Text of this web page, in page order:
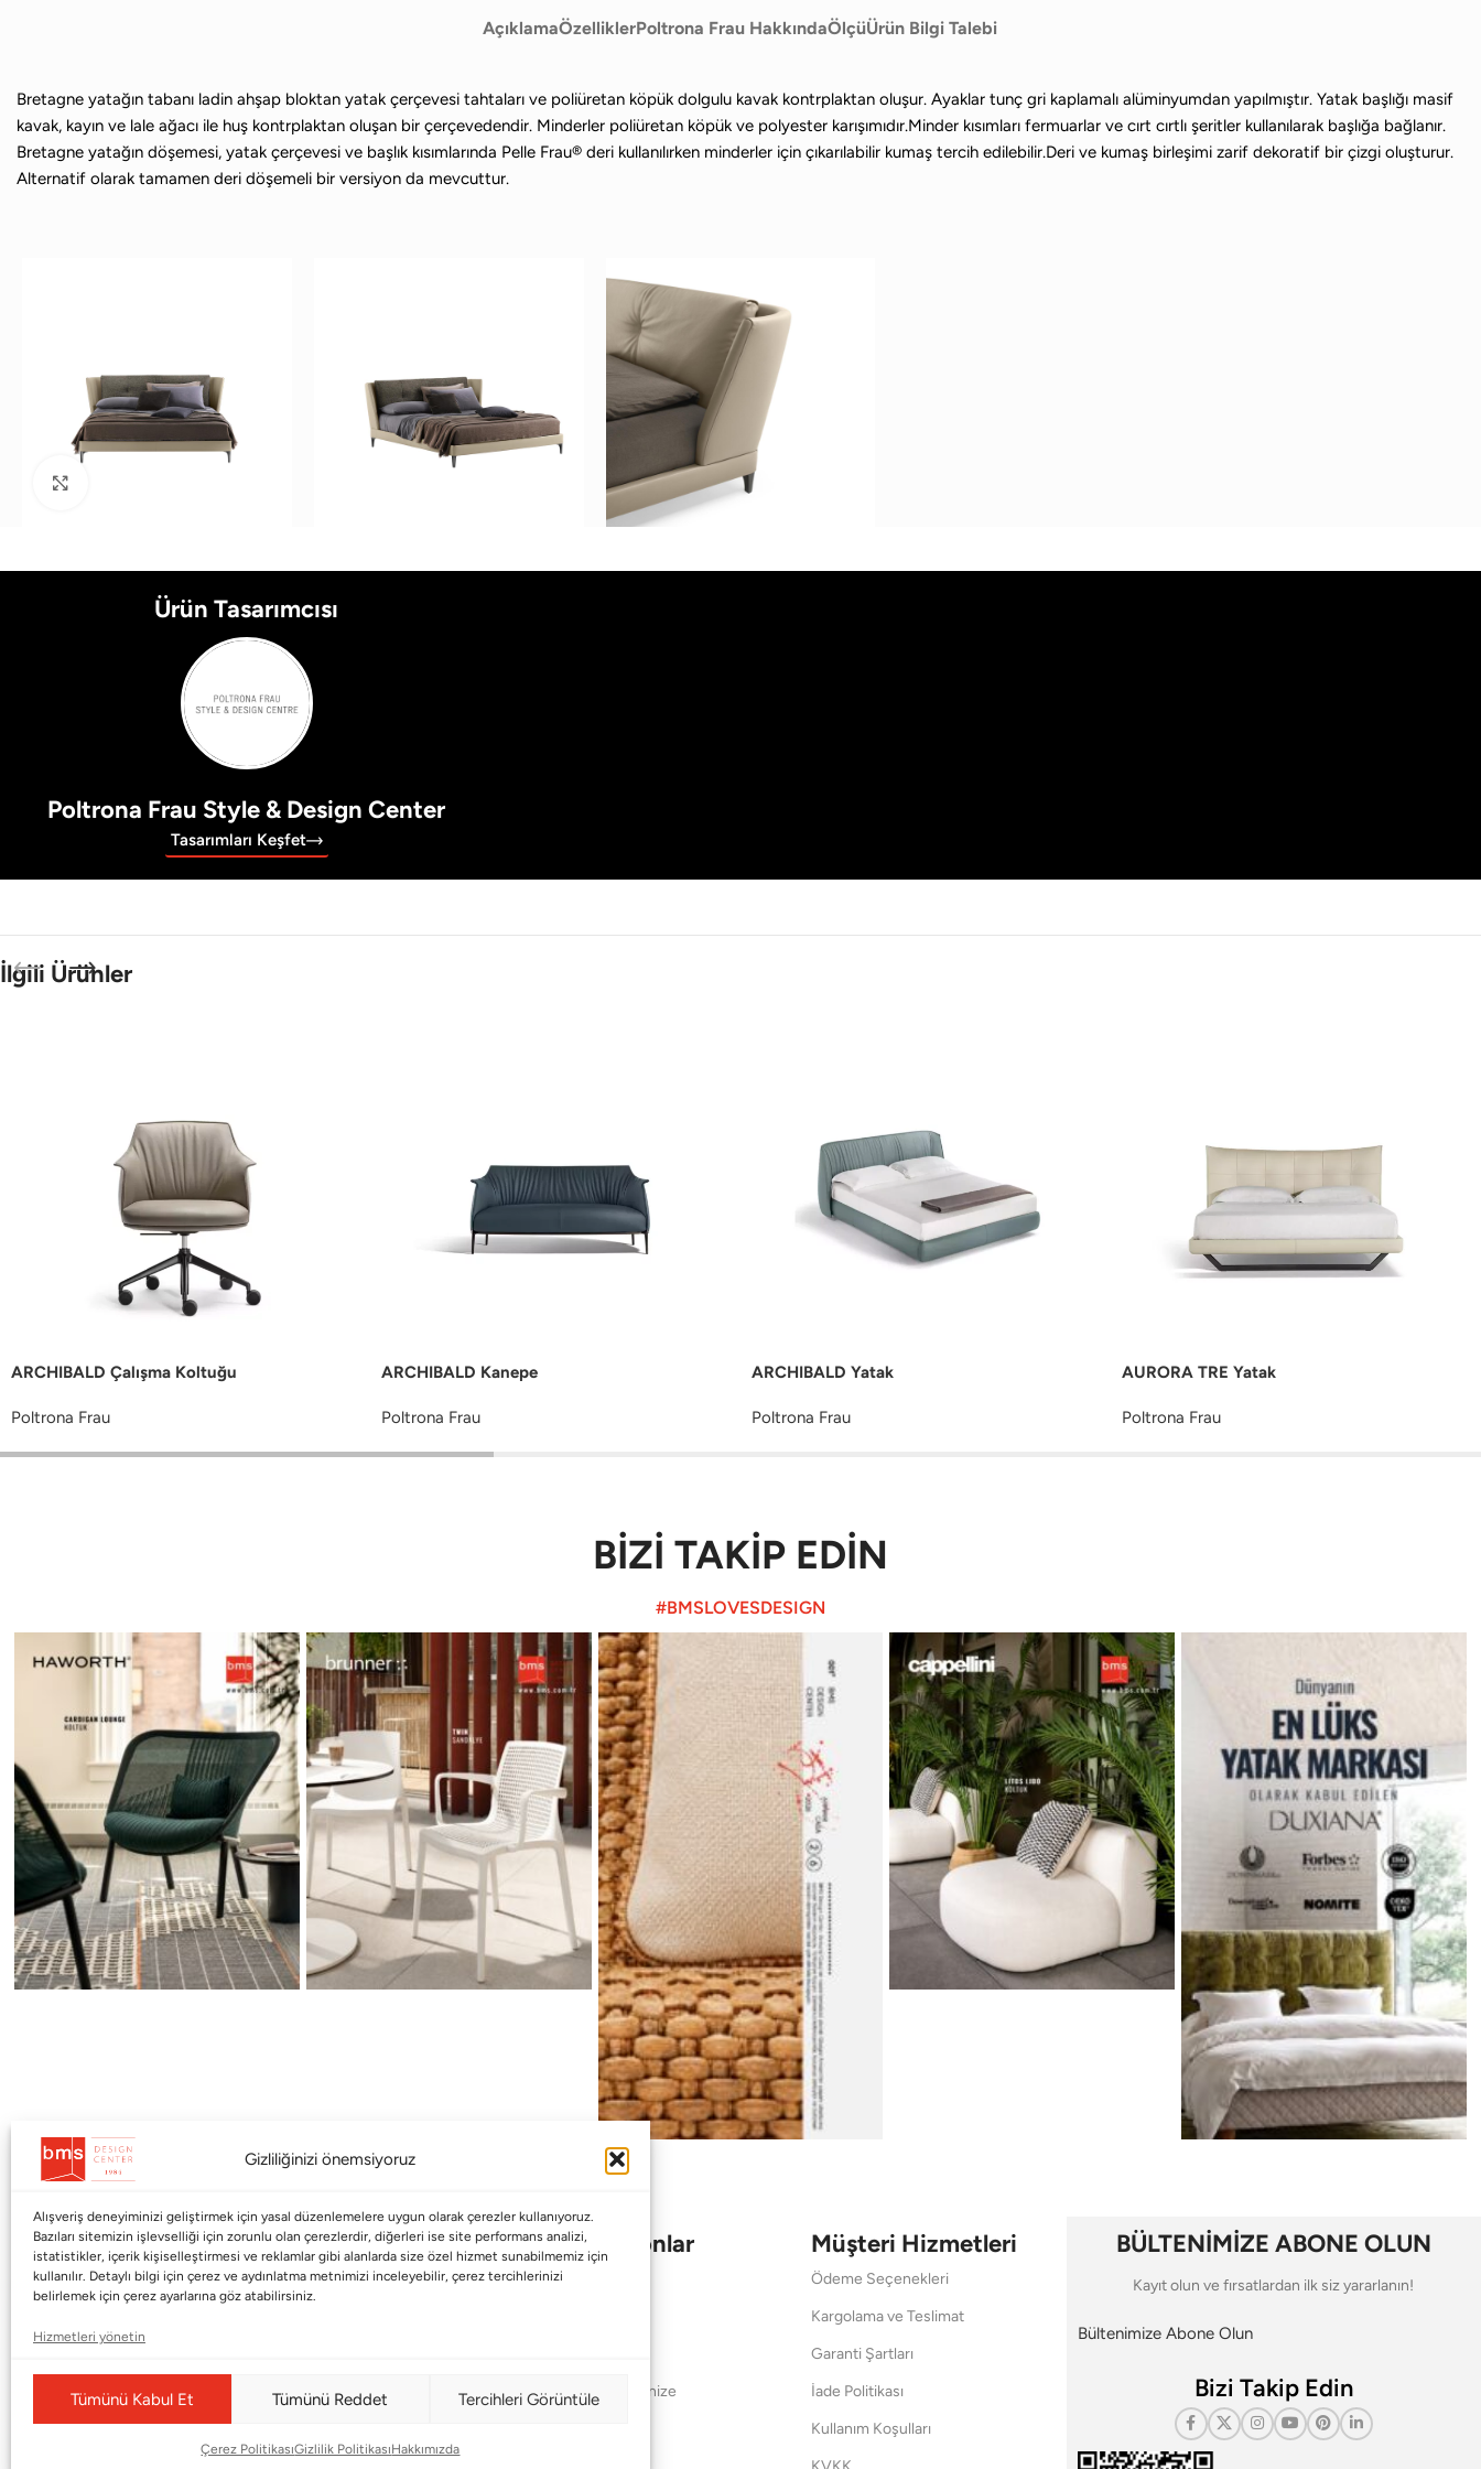
Gizliliğinizi önemsiyoruz
Alışveriş deneyiminizi geliştirmek için yasal düzenlemelere uygun olarak çerezler kullanıyoruz.
Bazıları sitemizin işlevselliği için zorunlu olan çerezlerdir, diğerleri ise site performans analizi,
istatistikler, içerik kişiselleştirmesi ve reklamlar gibi alanlarda size özel hizmet sunabilmemiz için
kullanılır. Detaylı bilgi için çerez ve aydınlatma metnimizi inceleyebilir, çerez tercihlerinizi
belirlemek için çerez ayarlarına göz atabilirsiniz.
Hizmetleri yönetin
Tümünü Kabul Et Tümünü Reddet Tercihleri Görüntüle
Çerez PolitikasıGizlilik PolitikasıHakkımızda
AçıklamaÖzelliklerPoltrona Frau HakkındaÖlçüÜrün Bilgi Talebi
Bretagne yatağın tabanı ladin ahşap bloktan yatak çerçevesi tahtaları ve poliüretan köpük dolgulu kavak kontrplaktan oluşur. Ayaklar tunç gri kaplamalı alüminyumdan yapılmıştır. Yatak başlığı masif
kavak, kayın ve lale ağacı ile huş kontrplaktan oluşan bir çerçevedendir. Minderler poliüretan köpük ve polyester karışımıdır.Minder kısımları fermuarlar ve cırt cırtlı şeritler kullanılarak başlığa bağlanır.
Bretagne yatağın döşemesi, yatak çerçevesi ve başlık kısımlarında Pelle Frau® deri kullanılırken minderler için çıkarılabilir kumaş tercih edilebilir.Deri ve kumaş birleşimi zarif dekoratif bir çizgi oluşturur.
Alternatif olarak tamamen deri döşemeli bir versiyon da mevcuttur.
Ürün Tasarımcısı
Poltrona Frau Style & Design Center
Tasarımları Keşfet
İlgili Ürünler
ARCHIBALD Çalışma Koltuğu
Poltrona Frau
ARCHIBALD Kanepe
Poltrona Frau
ARCHIBALD Yatak
Poltrona Frau
AURORA TRE Yatak
Poltrona Frau
BİZİ TAKİP EDİN
#BMSLOVESDESIGN
Kurumsal
Shop
Blog
Markalar
Haworth
Baccarat
Koleksiyonlar
Babalar Günü
Saraylardan Evinize
Müşteri Hizmetleri
Ödeme Seçenekleri
Kargolama ve Teslimat
Garanti Şartları
İade Politikası
Kullanım Koşulları
BÜLTENİMİZE ABONE OLUN
Kayıt olun ve fırsatlardan ilk siz yararlanın!
Bültenimize Abone Olun
Bizi Takip Edin